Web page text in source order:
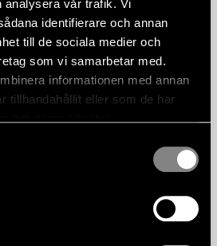
analysera vår trafik. Vi
identifierare och annan
till de sociala medier och
som vi samarbetar med.
informationen med annan
tillhandahållit eller som de har
om det är dynamiskt eller lyxigt.